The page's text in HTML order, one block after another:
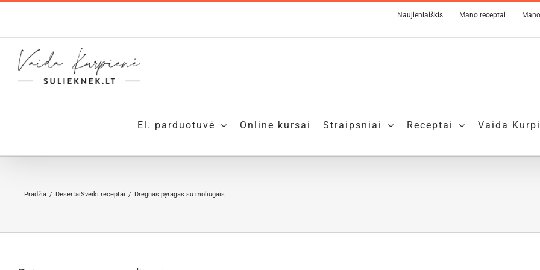
Skip
content
Naujienlaiškis Mano receptai
El. parduotuvė Online kursai Straipsniai Receptai Vaida
Pradžia DesertaiSveiki receptai Drėgnas pyragas su moliūgais